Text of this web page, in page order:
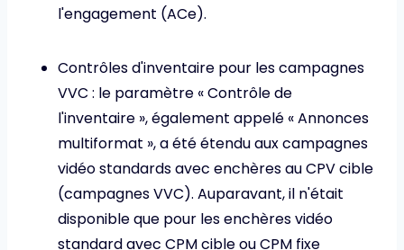
l'engagement (ACe).
Contrôles d'inventaire pour les campagnes
VVC : le paramètre « Contrôle de
l'inventaire », également appelé « Annonces
multiformat », a été étendu aux campagnes
vidéo standards avec enchères au CPV cible
(campagnes VVC). Auparavant, il n'était
disponible que pour les enchères vidéo
standard avec CPM cible ou CPM fixe